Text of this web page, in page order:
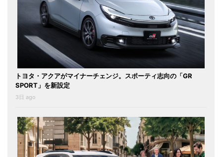
トヨタ・アクアがマイナーチェンジ。スポーティ志向の「GR
SPORT」を新設定
3日 ago